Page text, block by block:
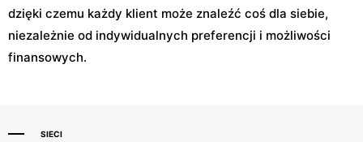
dzięki czemu każdy klient może znaleźć coś dla siebie,
niezależnie od indywidualnych preferencji i możliwości
finansowych.
SIECI